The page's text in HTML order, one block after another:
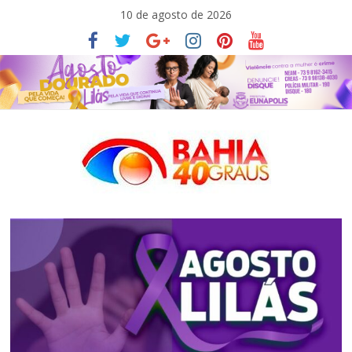
conteúdo
10 de agosto de 2026
Bahia40graus
Notícias
de
política,
meio